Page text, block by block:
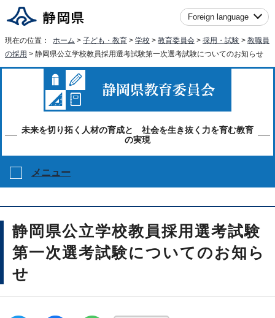
Foreign language
現在の位置： ホーム > 子ども・教育 > 学校 > 教育委員会 > 採用・試験 > 教職員
の採用 > 静岡県公立学校教員採用選考試験第一次選考試験についてのお知らせ
未来を切り拓く人材の育成と 社会を生き抜く力を育む教育
の実現
メニュー
静岡県公立学校教員採用選考試験
第一次選考試験についてのお知ら
せ